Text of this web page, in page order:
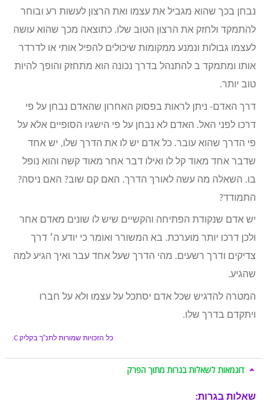
נבחן בכך שהוא מגביל את עצמו ואת הרצון לעשות רע ובוחר
להתמקד ולחזק את הרצון הטוב שלו. כתוצאה מכך שהוא עושה
לעצמו גבולות ונמנע ממקומות שיכולים להפיל אותי או לדרדר
אותו ומתמקד ב להתנהל בדרך נכונה הוא מתחזק והופך להיות
טוב יותר.
דרך האדם- ניתן לראות בפסוק האחרון שהאדם נבחן על פי
דרכו לפני האל. האדם לא נבחן על פי הישגיו הסופיים אלא על
פי הדרך שהוא עובר. כל אדם יש לו את הדרך שלו, יש אחד
שדבר אחד מאוד קל לו ואילו דבר אחר מאוד קשה והוא נופל
בו. השאלה מה עשה לאורך הדרך. האם קם שוב? האם ניסה?
התמודד?
יש אדם שנקודת הפתיחה והקשיים שיש לו שונים מאדם אחר
ולכן דרכו יותר מוערכת. בא המשורר ואומר כי יודע ה׳ דרך
צדיקים ודרך רשעים. מהי הדרך שעל אחד עבר ואיך הגיע למה
שהגיע.
המטרה להדגיש שכל אדם יסתכל על עצמו ולא על חברו
ויתקדם בדרך שלו.
כל הזכויות שמורות לתנ”ך בקליק C.
דוגמאות לשאלות בגרות מתוך הפרק
שאלות בגרות: